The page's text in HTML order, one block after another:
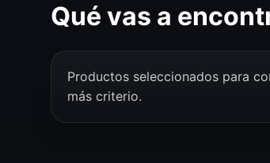
Qué vas a
Productos seleccionados para
más criterio.